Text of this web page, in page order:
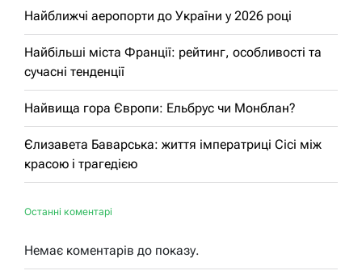
Найближчі аеропорти до України у 2026 році
Найбільші міста Франції: рейтинг, особливості та
сучасні тенденції
Найвища гора Європи: Ельбрус чи Монблан?
Єлизавета Баварська: життя імператриці Сісі між
красою і трагедією
Останні коментарі
Немає коментарів до показу.